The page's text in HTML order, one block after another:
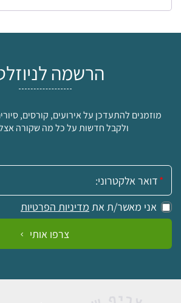
הרשמה
מוזמנים להתעדכן על אירועים, קורסים,
ולקבל חדשות על כל מה שקורה
אימייל:
אני מאשר/ת את מדיניות הפרטיות
צרפו אותי